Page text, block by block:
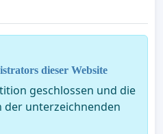
dieser Website
geschlossen und die
der unterzeichnenden